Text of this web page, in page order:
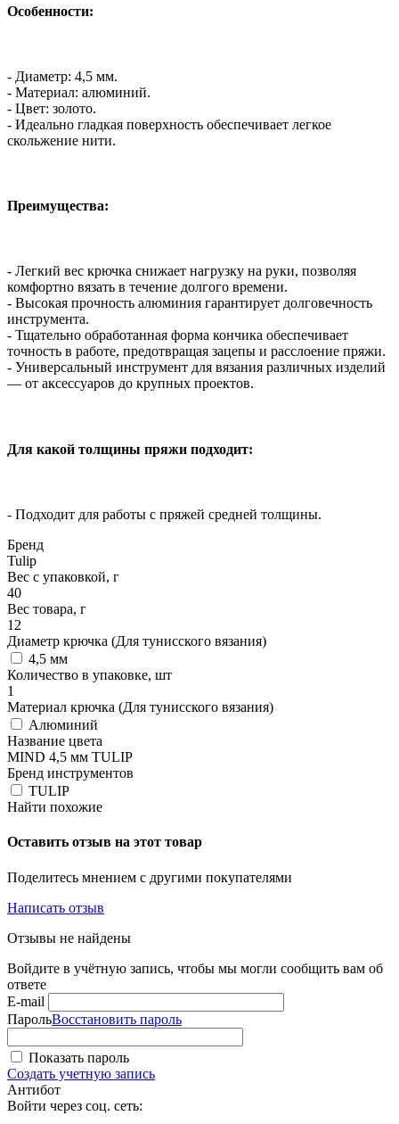
Особенности:
- Диаметр: 4,5 мм.
- Материал: алюминий.
- Цвет: золото.
- Идеально гладкая поверхность обеспечивает легкое
скольжение нити.
Преимущества:
- Легкий вес крючка снижает нагрузку на руки, позволяя
комфортно вязать в течение долгого времени.
- Высокая прочность алюминия гарантирует долговечность
инструмента.
- Тщательно обработанная форма кончика обеспечивает
точность в работе, предотвращая зацепы и расслоение пряжи.
- Универсальный инструмент для вязания различных изделий
— от аксессуаров до крупных проектов.
Для какой толщины пряжи подходит:
- Подходит для работы с пряжей средней толщины.
Бренд
Tulip
Вес с упаковкой, г
40
Вес товара, г
12
Диаметр крючка (Для тунисского вязания)
4,5 мм
Количество в упаковке, шт
1
Материал крючка (Для тунисского вязания)
Алюминий
Название цвета
MIND 4,5 мм TULIP
Бренд инструментов
TULIP
Найти похожие
Оставить отзыв на этот товар
Поделитесь мнением с другими покупателями
Написать отзыв
Отзывы не найдены
Войдите в учётную запись, чтобы мы могли сообщить вам об
ответе
E-mail
ПарольВосстановить пароль
Показать пароль
Создать учетную запись
Антибот
Войти через соц. сеть: